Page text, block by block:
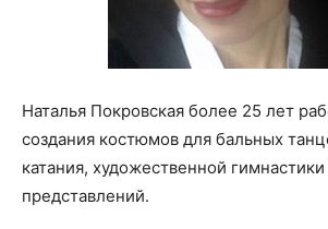
Наталья Покровская более 25 лет
создания костюмов для бальных
катания, художественной
представлений.